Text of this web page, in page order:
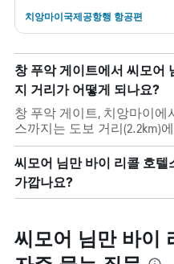
치앙마이국제공항행 항공편
창 푸악 게이트에서 씨모어
지 거리가 어떻게 되나요?
창 푸악 게이트, 치앙마이에
스까지는 도보 거리(2.2km)
씨모어 님만 바이 리콜 호텔
가깝나요?
씨모어 님만 바이